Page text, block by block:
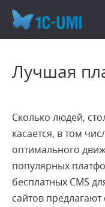
Лучшая
Сколько людей,
касается, в том
оптимального
популярных
бесплатных CMS
сайтов